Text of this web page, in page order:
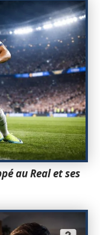
au Real et ses